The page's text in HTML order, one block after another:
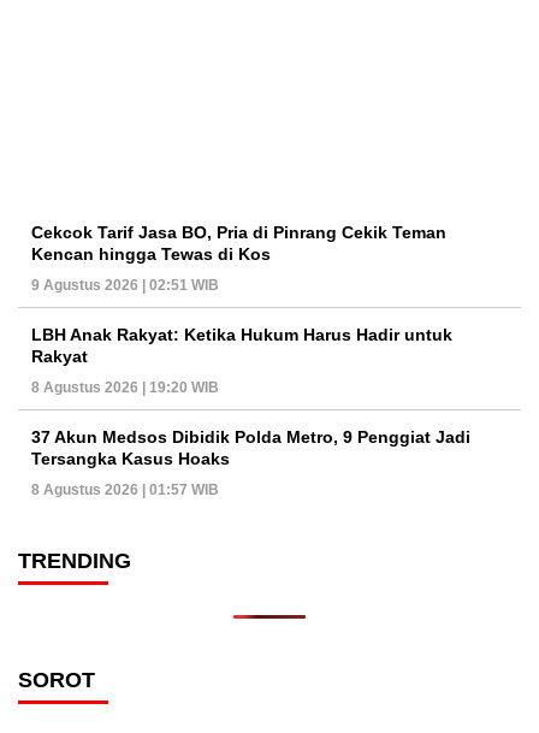
Cekcok Tarif Jasa BO, Pria di Pinrang Cekik Teman
Kencan hingga Tewas di Kos
9 Agustus 2026 | 02:51 WIB
LBH Anak Rakyat: Ketika Hukum Harus Hadir untuk
Rakyat
8 Agustus 2026 | 19:20 WIB
37 Akun Medsos Dibidik Polda Metro, 9 Penggiat Jadi
Tersangka Kasus Hoaks
8 Agustus 2026 | 01:57 WIB
TRENDING
SOROT